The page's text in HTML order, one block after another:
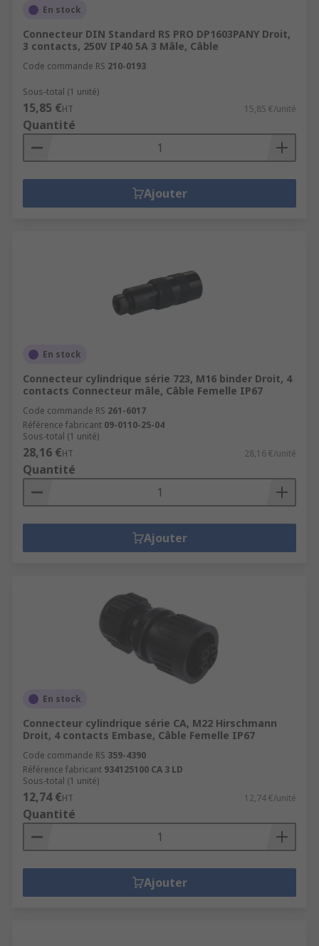
En stock
Connecteur DIN Standard RS PRO DP1603PANY Droit,
3 contacts, 250V IP40 5A 3 Mâle, Câble
Code commande RS 210-0193
Sous-total (1 unité)
15,85 €HT 15,85 €/unité
Quantité
Ajouter
En stock
Connecteur cylindrique série 723, M16 binder Droit, 4
contacts Connecteur mâle, Câble Femelle IP67
Code commande RS 261-6017
Référence fabricant 09-0110-25-04
Sous-total (1 unité)
28,16 €HT 28,16 €/unité
Quantité
Ajouter
En stock
Connecteur cylindrique série CA, M22 Hirschmann
Droit, 4 contacts Embase, Câble Femelle IP67
Code commande RS 359-4390
Référence fabricant 934125100 CA 3 LD
Sous-total (1 unité)
12,74 €HT 12,74 €/unité
Quantité
Ajouter